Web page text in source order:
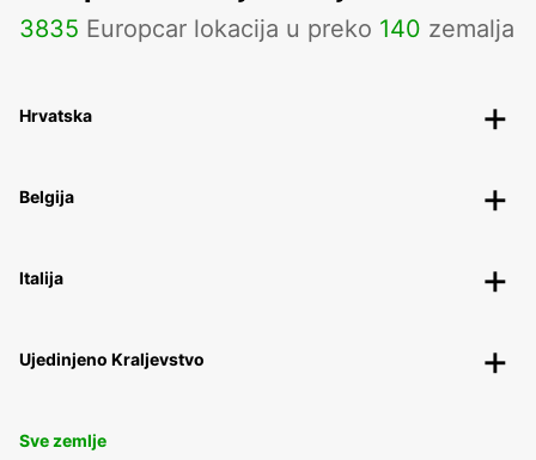
3835 Europcar lokacija u preko 140 zemalja
Hrvatska
Belgija
Italija
Ujedinjeno Kraljevstvo
Sve zemlje